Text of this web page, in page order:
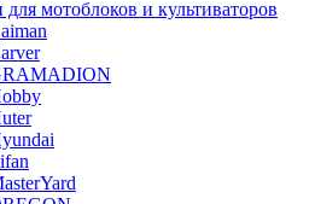
для мотоблоков и культиваторов